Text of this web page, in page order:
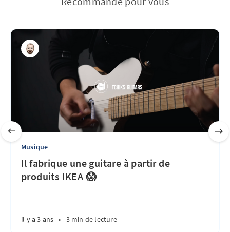
Musique
Il fabrique une guitare à partir de
produits IKEA 😱
il y a 3 ans • 3 min de lecture